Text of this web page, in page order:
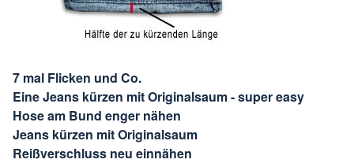
7 mal Flicken und Co.
Eine Jeans kürzen mit Originalsaum - super easy
Hose am Bund enger nähen
Jeans kürzen mit Originalsaum
Reißverschluss neu einnähen